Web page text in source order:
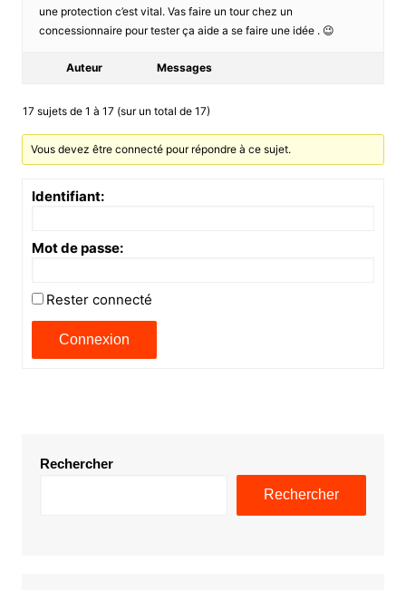
une protection c’est vital. Vas faire un tour chez un
concessionnaire pour tester ça aide a se faire une idée . 😉
Auteur Messages
17 sujets de 1 à 17 (sur un total de 17)
Vous devez être connecté pour répondre à ce sujet.
Identifiant:
Mot de passe:
Rester connecté
Connexion
Rechercher
Rechercher